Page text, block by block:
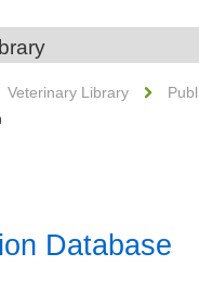
Veterinary Library
Database